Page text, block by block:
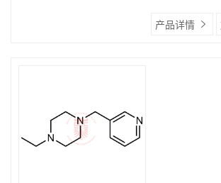
产品详情